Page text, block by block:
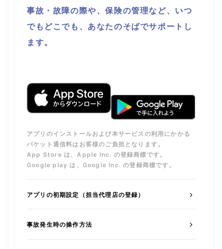
事故・故障の際や、保険の管理など、いつ
でもどこでも、あなたのそばでサポートし
ます。
アプリのインストールおよび本サービスの利用にかかる
パケット通信料はお客様のご負担となります。
App Store は、Apple Inc. の登録商標です。
Google play は、Google Inc. の登録商標です。
アプリの初期設定（担当代理店の登録）
事故発生時の操作方法